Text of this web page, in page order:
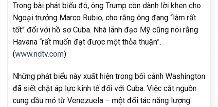
Trong bài phát biểu đó, ông Trump còn dành lời khen cho
Ngoại trưởng Marco Rubio, cho rằng ông đang “làm rất
tốt” đối với hồ sơ Cuba. Nhà lãnh đạo Mỹ cũng nói rằng
Havana “rất muốn đạt được một thỏa thuận”.
(www.ndtv.com)
Những phát biểu này xuất hiện trong bối cảnh Washington
đã siết chặt áp lực kinh tế đối với Cuba. Việc cắt nguồn
cung dầu mỏ từ Venezuela – một đối tác năng lượng